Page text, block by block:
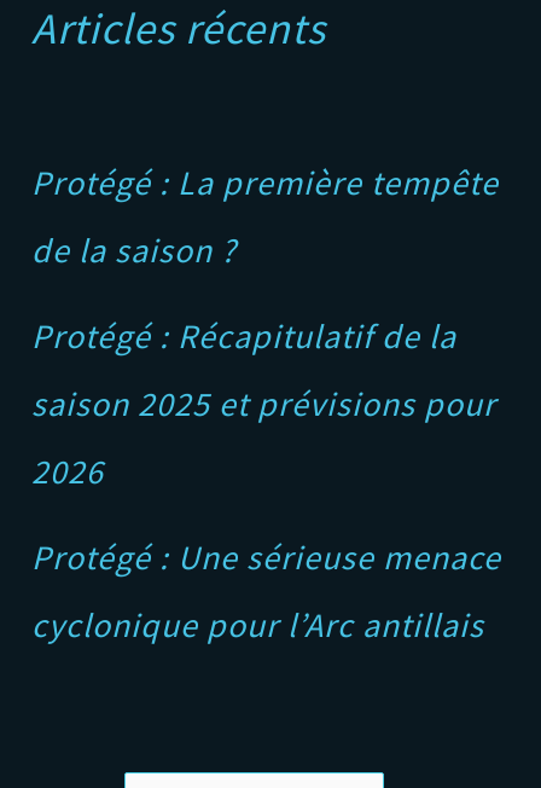
Articles récents
Protégé : La première tempête
de la saison ?
Protégé : Récapitulatif de la
saison 2025 et prévisions pour
2026
Protégé : Une sérieuse menace
cyclonique pour l’Arc antillais